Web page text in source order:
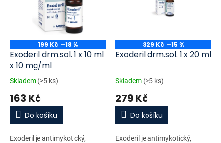
ů
o
d
u
199 Kč –18 %
Exoderil drm.sol. 1 x 10 ml
x 10 mg/ml
Skladem (>5 ks)
163 Kč
Do košíku
Exoderil je antimykotický,
329 Kč –15 %
Exoderil drm.sol. 1 x 20 ml
Skladem (>5 ks)
279 Kč
Do košíku
Exoderil je antimykotický,